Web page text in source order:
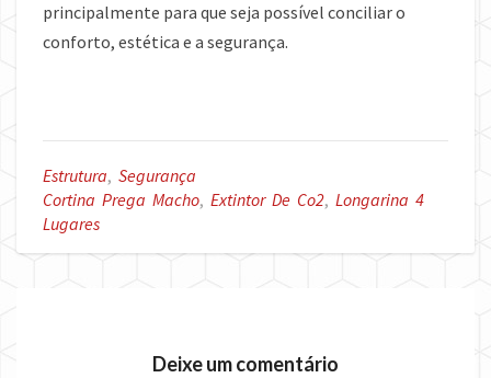
principalmente para que seja possível conciliar o
conforto, estética e a segurança.
Estrutura, Segurança
Cortina Prega Macho, Extintor De Co2, Longarina 4
Lugares
Deixe um comentário